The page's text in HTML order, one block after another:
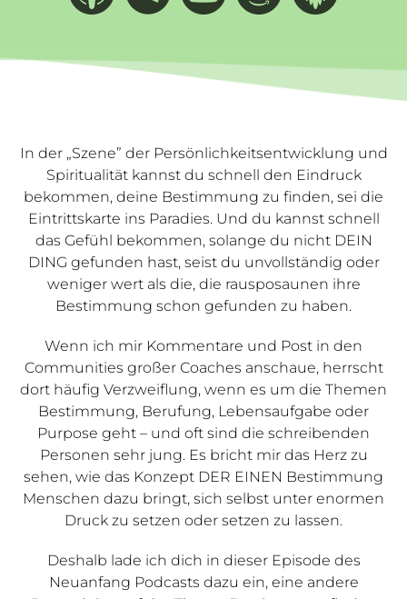
In der „Szene” der Persönlichkeitsentwicklung und
Spiritualität kannst du schnell den Eindruck
bekommen, deine Bestimmung zu finden, sei die
Eintrittskarte ins Paradies. Und du kannst schnell
das Gefühl bekommen, solange du nicht DEIN
DING gefunden hast, seist du unvollständig oder
weniger wert als die, die rausposaunen ihre
Bestimmung schon gefunden zu haben.
Wenn ich mir Kommentare und Post in den
Communities großer Coaches anschaue, herrscht
dort häufig Verzweiflung, wenn es um die Themen
Bestimmung, Berufung, Lebensaufgabe oder
Purpose geht – und oft sind die schreibenden
Personen sehr jung. Es bricht mir das Herz zu
sehen, wie das Konzept DER EINEN Bestimmung
Menschen dazu bringt, sich selbst unter enormen
Druck zu setzen oder setzen zu lassen.
Deshalb lade ich dich in dieser Episode des
Neuanfang Podcasts dazu ein, eine andere